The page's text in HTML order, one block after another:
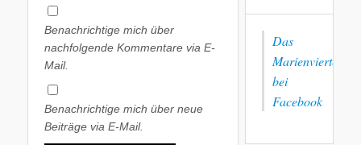
Benachrichtige mich über
nachfolgende Kommentare via E-
Mail.
Benachrichtige mich über neue
Beiträge via E-Mail.
Das
Marienviertel
bei
Facebook